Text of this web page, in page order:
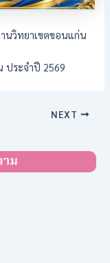
นวิทยาเขตขอนแก่น
ประจำปี 2569
NEXT
ม